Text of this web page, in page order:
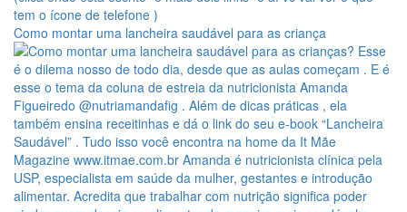
Como montar uma lancheira saudável para as criança